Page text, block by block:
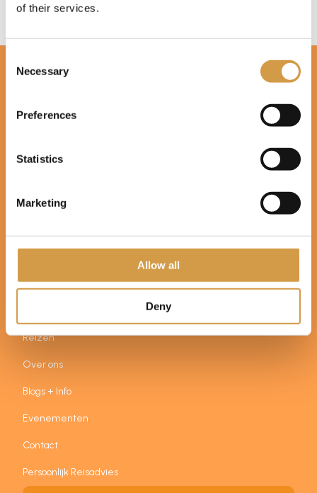
of their services.
Selection
Necessary
Preferences
Statistics
Marketing
Allow all
Deny
De Saoedi Arabië Specialist is onderdeel van
ondergebracht bij United Travel (ANVR 5471,
United Travel (ingeschreven bij de Kamer van Koophandel
onder nummer 59901152).
Sitemap
Reizen
Over ons
Blogs + Info
Evenementen
Contact
Persoonlijk Reisadvies